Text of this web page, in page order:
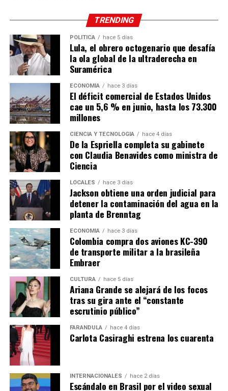
TRENDING
POLÍTICA hace 5 días
Lula, el obrero octogenario que desafía
la ola global de la ultraderecha en
Suramérica
ECONOMÍA hace 3 días
El déficit comercial de Estados Unidos
cae un 5,6 % en junio, hasta los 73.300
millones
CIENCIA Y TECNOLOGÍA hace 4 días
De la Espriella completa su gabinete
con Claudia Benavides como ministra de
Ciencia
LOCALES hace 3 días
Jackson obtiene una orden judicial para
detener la contaminación del agua en la
planta de Brenntag
ECONOMÍA hace 3 días
Colombia compra dos aviones KC-390
de transporte militar a la brasileña
Embraer
CULTURA hace 5 días
Ariana Grande se alejará de los focos
tras su gira ante el “constante
escrutinio público”
FARÁNDULA hace 4 días
Carlota Casiraghi estrena los cuarenta
INTERNACIONALES hace 2 días
Escándalo en Brasil por el video sexual